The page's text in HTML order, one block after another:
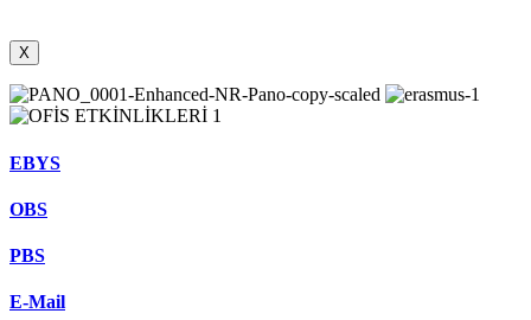
X
EBYS
OBS
PBS
E-Mail